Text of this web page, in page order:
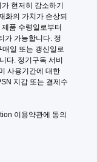
현저히 감소하기
화의 가치가 손상되
품 수령일로부터
가 가능합니다. 정
일 또는 갱신일로
다. 정기구독 서비
사용기간에 대한
지갑 또는 결제수
이용약관에 동의